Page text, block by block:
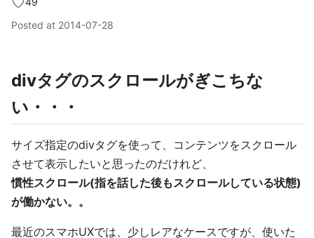
Posted at 2014-07-28
divタグのスクロールがぎこちな
い・・・
サイズ指定のdivタグを使って、コンテンツをスクロール
させて表示したいと思ったのだけれど、
慣性スクロール(指を話した後もスクロールしている状態)
が働かない。。
最近のスマホUXでは、少しレアなケースですが、使いた